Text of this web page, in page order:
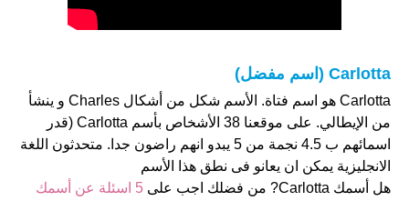
Carlotta (اسم مفضل)
Carlotta هو اسم فتاة. الأسم شكل من أشكال Charles و ينشأ
من الإيطالي. على موقعنا 38 الأشخاص بأسم Carlotta (قدر
اسمائهم ب 4.5 نجمة من 5 يبدو انهم راضون جدا. متحدثون اللغة
الانجليزية يمكن ان يعانو فى نطق هذا الأسم
هل أسمك Carlotta? من فضلك اجب على
5 اسئلة عن أسمك